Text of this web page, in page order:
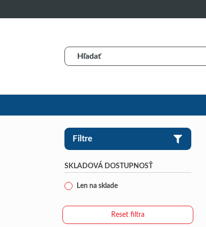
Filtre
SKLADOVÁ DOSTUPNOSŤ
Len na sklade
Reset filtra